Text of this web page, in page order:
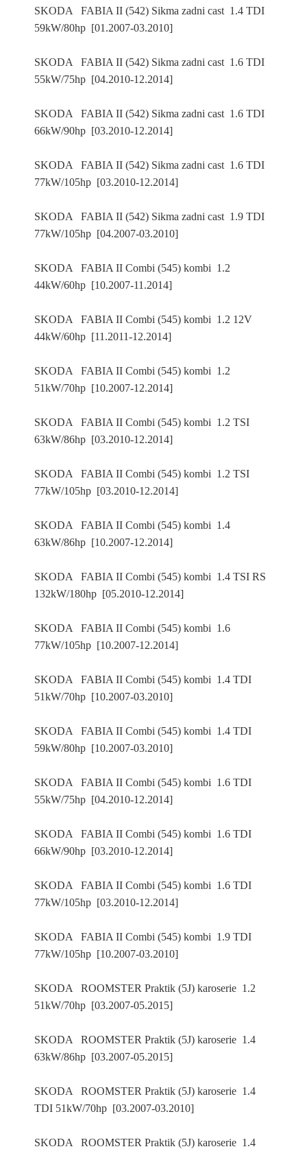
SKODA FABIA II (542) Sikma zadni cast 1.4 TDI
59kW/80hp [01.2007-03.2010]
SKODA FABIA II (542) Sikma zadni cast 1.6 TDI
55kW/75hp [04.2010-12.2014]
SKODA FABIA II (542) Sikma zadni cast 1.6 TDI
66kW/90hp [03.2010-12.2014]
SKODA FABIA II (542) Sikma zadni cast 1.6 TDI
77kW/105hp [03.2010-12.2014]
SKODA FABIA II (542) Sikma zadni cast 1.9 TDI
77kW/105hp [04.2007-03.2010]
SKODA FABIA II Combi (545) kombi 1.2
44kW/60hp [10.2007-11.2014]
SKODA FABIA II Combi (545) kombi 1.2 12V
44kW/60hp [11.2011-12.2014]
SKODA FABIA II Combi (545) kombi 1.2
51kW/70hp [10.2007-12.2014]
SKODA FABIA II Combi (545) kombi 1.2 TSI
63kW/86hp [03.2010-12.2014]
SKODA FABIA II Combi (545) kombi 1.2 TSI
77kW/105hp [03.2010-12.2014]
SKODA FABIA II Combi (545) kombi 1.4
63kW/86hp [10.2007-12.2014]
SKODA FABIA II Combi (545) kombi 1.4 TSI RS
132kW/180hp [05.2010-12.2014]
SKODA FABIA II Combi (545) kombi 1.6
77kW/105hp [10.2007-12.2014]
SKODA FABIA II Combi (545) kombi 1.4 TDI
51kW/70hp [10.2007-03.2010]
SKODA FABIA II Combi (545) kombi 1.4 TDI
59kW/80hp [10.2007-03.2010]
SKODA FABIA II Combi (545) kombi 1.6 TDI
55kW/75hp [04.2010-12.2014]
SKODA FABIA II Combi (545) kombi 1.6 TDI
66kW/90hp [03.2010-12.2014]
SKODA FABIA II Combi (545) kombi 1.6 TDI
77kW/105hp [03.2010-12.2014]
SKODA FABIA II Combi (545) kombi 1.9 TDI
77kW/105hp [10.2007-03.2010]
SKODA ROOMSTER Praktik (5J) karoserie 1.2
51kW/70hp [03.2007-05.2015]
SKODA ROOMSTER Praktik (5J) karoserie 1.4
63kW/86hp [03.2007-05.2015]
SKODA ROOMSTER Praktik (5J) karoserie 1.4
TDI 51kW/70hp [03.2007-03.2010]
SKODA ROOMSTER Praktik (5J) karoserie 1.4